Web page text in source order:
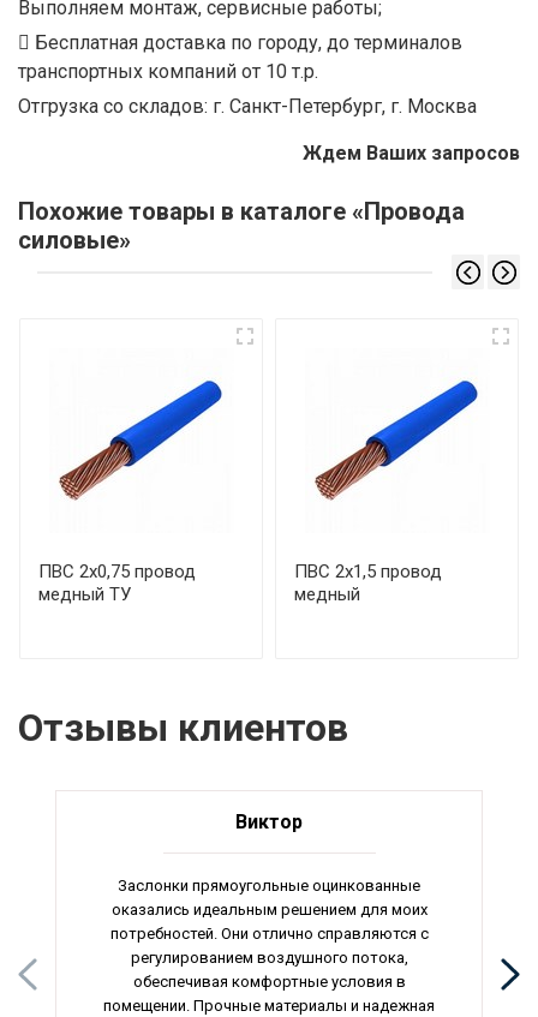
Выполняем монтаж, сервисные работы;
Бесплатная доставка по городу, до терминалов
транспортных компаний от 10 т.р.
Отгрузка со складов: г. Санкт-Петербург, г. Москва
Ждем Ваших запросов
Похожие товары в каталоге «Провода
силовые»
ПВС 2х0,75 провод
медный ТУ
ПВС 2х1,5 провод
медный
Отзывы клиентов
Виктор
Заслонки прямоугольные оцинкованные
оказались идеальным решением для моих
потребностей. Они отлично справляются с
регулированием воздушного потока,
обеспечивая комфортные условия в
помещении. Прочные материалы и надежная